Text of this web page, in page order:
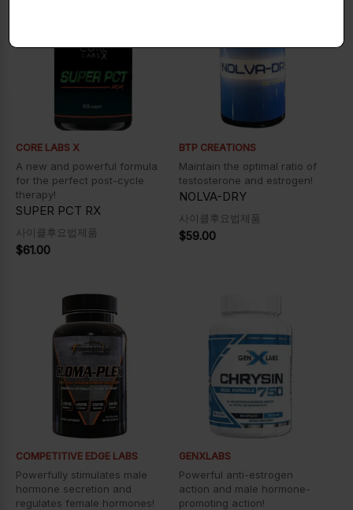
CORE LABS X
A new and powerful formula
for the perfect post-cycle
therapy!
SUPER PCT RX
사이클후요법제품
$61.00
BTP CREATIONS
Maintain the optimal ratio of
testosterone and estrogen!
NOLVA-DRY
사이클후요법제품
$59.00
COMPETITIVE EDGE LABS
Powerfully stimulates male
hormone secretion and
regulates female hormones!
GENXLABS
Powerful anti-estrogen
action and male hormone-
promoting action!